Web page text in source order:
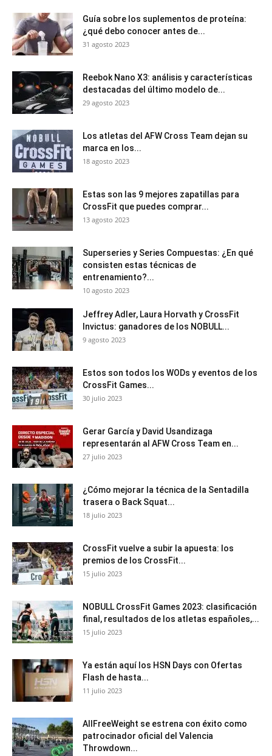
Guía sobre los suplementos de proteína:
¿qué debo conocer antes de...
31 agosto 2023
Reebok Nano X3: análisis y características
destacadas del último modelo de...
29 agosto 2023
Los atletas del AFW Cross Team dejan su
marca en los...
18 agosto 2023
Estas son las 9 mejores zapatillas para
CrossFit que puedes comprar...
13 agosto 2023
Superseries y Series Compuestas: ¿En qué
consisten estas técnicas de
entrenamiento?...
10 agosto 2023
Jeffrey Adler, Laura Horvath y CrossFit
Invictus: ganadores de los NOBULL...
9 agosto 2023
Estos son todos los WODs y eventos de los
CrossFit Games...
30 julio 2023
Gerar García y David Usandizaga
representarán al AFW Cross Team en...
27 julio 2023
¿Cómo mejorar la técnica de la Sentadilla
trasera o Back Squat...
18 julio 2023
CrossFit vuelve a subir la apuesta: los
premios de los CrossFit...
15 julio 2023
NOBULL CrossFit Games 2023: clasificación
final, resultados de los atletas españoles,...
15 julio 2023
Ya están aquí los HSN Days con Ofertas
Flash de hasta...
11 julio 2023
AllFreeWeight se estrena con éxito como
patrocinador oficial del Valencia
Throwdown...